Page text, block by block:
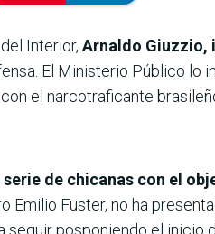
Interior, Arnaldo Giuzzio,
El Ministerio Público lo
el narcotraficante
de chicanas con el
Emilio Fuster, no ha
posponiendo el inicio